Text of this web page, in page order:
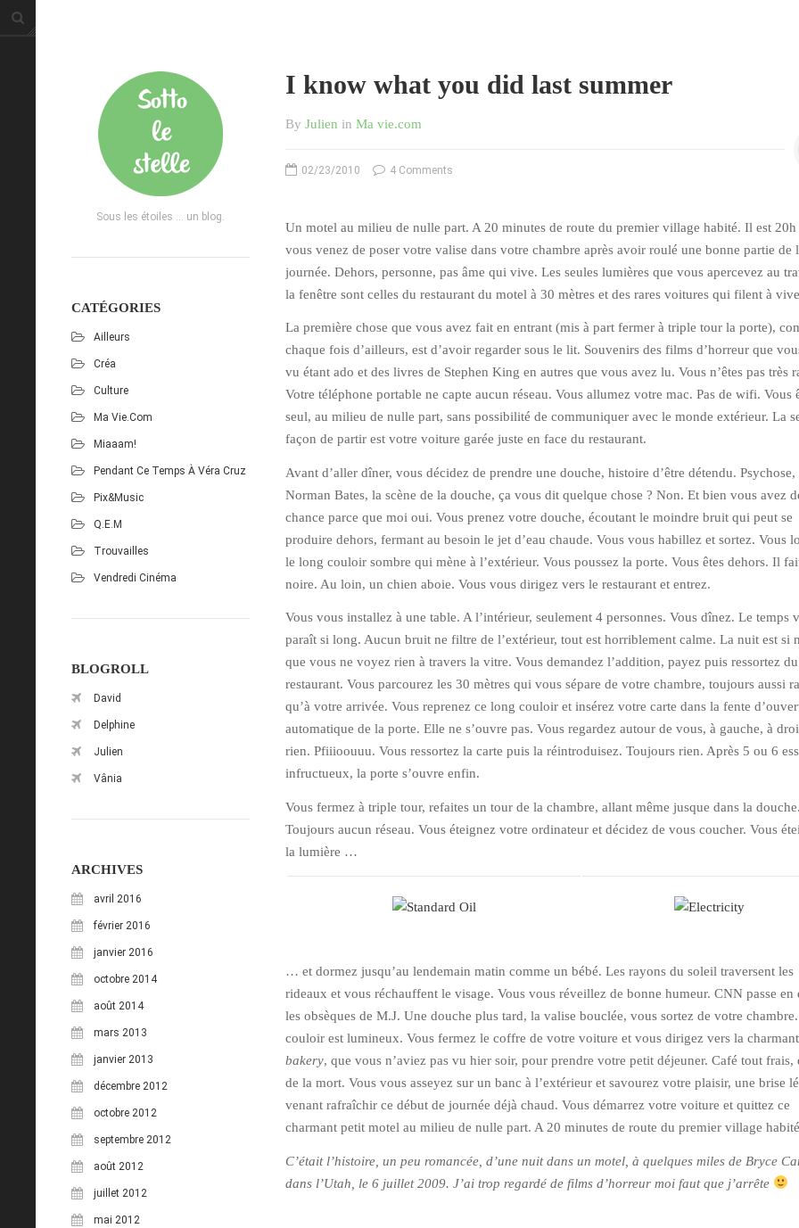
Sous les étoiles ... un blog.
CATÉGORIES
Ailleurs
Créa
Culture
Ma Vie.com
Miaaam!
Pendant Ce Temps À Véra Cruz
Pix&Music
Q.E.M
Trouvailles
Vendredi Cinéma
BLOGROLL
David
Delphine
Julien
Vânia
ARCHIVES
avril 2016
février 2016
janvier 2016
octobre 2014
août 2014
mars 2013
janvier 2013
décembre 2012
octobre 2012
septembre 2012
août 2012
juillet 2012
mai 2012
I know what you did last summer
By Julien in Ma vie.com
02/23/2010 4 Comments
Un motel au milieu de nulle part. A 20 minutes de route du premier village habité. Il est 20h
vous venez de poser votre valise dans votre chambre après avoir roulé une bonne partie de
journée. Dehors, personne, pas âme qui vive. Les seules lumières que vous apercevez au
la fenêtre sont celles du restaurant du motel à 30 mètres et des rares voitures qui filent à
La première chose que vous avez fait en entrant (mis à part fermer à triple tour la porte),
chaque fois d’ailleurs, est d’avoir regarder sous le lit. Souvenirs des films d’horreur que
vu étant ado et des livres de Stephen King en autres que vous avez lu. Vous n’êtes pas très
Votre téléphone portable ne capte aucun réseau. Vous allumez votre mac. Pas de wifi. Vous
seul, au milieu de nulle part, sans possibilité de communiquer avec le monde extérieur. La
façon de partir est votre voiture garée juste en face du restaurant.
Avant d’aller dîner, vous décidez de prendre une douche, histoire d’être détendu. Psychose,
Norman Bates, la scène de la douche, ça vous dit quelque chose ? Non. Et bien vous avez
chance parce que moi oui. Vous prenez votre douche, écoutant le moindre bruit qui peut se
produire dehors, fermant au besoin le jet d’eau chaude. Vous vous habillez et sortez. Vous
le long couloir sombre qui mène à l’extérieur. Vous poussez la porte. Vous êtes dehors. Il
noire. Au loin, un chien aboie. Vous vous dirigez vers le restaurant et entrez.
Vous vous installez à une table. A l’intérieur, seulement 4 personnes. Vous dînez. Le temps
paraît si long. Aucun bruit ne filtre de l’extérieur, tout est horriblement calme. La nuit est si
que vous ne voyez rien à travers la vitre. Vous demandez l’addition, payez puis ressortez du
restaurant. Vous parcourez les 30 mètres qui vous sépare de votre chambre, toujours aussi
qu’à votre arrivée. Vous reprenez ce long couloir et insérez votre carte dans la fente
automatique de la porte. Elle ne s’ouvre pas. Vous regardez autour de vous, à gauche, à
rien. Pfiiioouuu. Vous ressortez la carte puis la réintroduisez. Toujours rien. Après 5 ou 6
infructueux, la porte s’ouvre enfin.
Vous fermez à triple tour, refaites un tour de la chambre, allant même jusque dans la
Toujours aucun réseau. Vous éteignez votre ordinateur et décidez de vous coucher. Vous
la lumière …
… et dormez jusqu’au lendemain matin comme un bébé. Les rayons du soleil traversent les
rideaux et vous réchauffent le visage. Vous vous réveillez de bonne humeur. CNN passe en
les obsèques de M.J. Une douche plus tard, la valise bouclée, vous sortez de votre
couloir est lumineux. Vous fermez le coffre de votre voiture et vous dirigez vers la
bakery, que vous n’aviez pas vu hier soir, pour prendre votre petit déjeuner. Café tout frais,
de la mort. Vous vous asseyez sur un banc à l’extérieur et savourez votre plaisir, une brise
venant rafraîchir ce début de journée déjà chaud. Vous démarrez votre voiture et quittez ce
charmant petit motel au milieu de nulle part. A 20 minutes de route du premier village
C’était l’histoire, un peu romancée, d’une nuit dans un motel, à quelques miles de Bryce
dans l’Utah, le 6 juillet 2009. J’ai trop regardé de films d’horreur moi faut que j’arrête